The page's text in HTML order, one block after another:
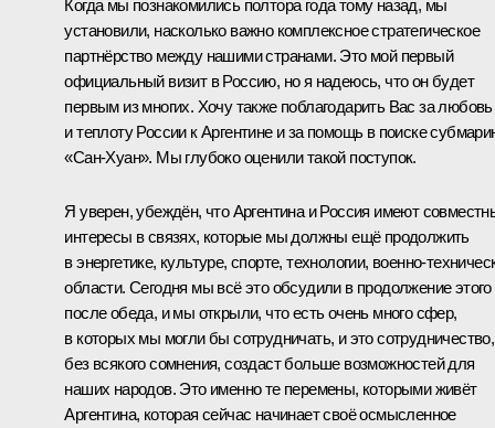
Когда мы познакомились полтора года тому назад, мы
установили, насколько важно комплексное стратегическое
партнёрство между нашими странами. Это мой первый
официальный визит в Россию, но я надеюсь, что он будет
первым из многих. Хочу также поблагодарить Вас за любовь
и теплоту России к Аргентине и за помощь в поиске
«Сан-Хуан». Мы глубоко оценили такой поступок.
Я уверен, убеждён, что Аргентина и Россия имеют
интересы в связях, которые мы должны ещё продолжить
в энергетике, культуре, спорте, технологии, военно-
области. Сегодня мы всё это обсудили в продолжение этого
после обеда, и мы открыли, что есть очень много сфер,
в которых мы могли бы сотрудничать, и это сотрудничество,
без всякого сомнения, создаст больше возможностей для
наших народов. Это именно те перемены, которыми живёт
Аргентина, которая сейчас начинает своё осмысленное